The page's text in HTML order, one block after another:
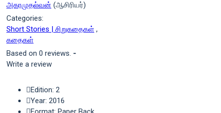
அகரமுதல்வன் (ஆசிரியர்)
Categories:
Short Stories | சிறுகதைகள் ,
கதைகள்
Based on 0 reviews. -
Write a review
Edition: 2
Year: 2016